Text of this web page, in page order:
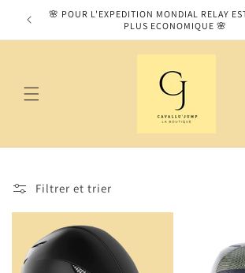
passer
SUR
🌸 POUR L'EXPEDITION MONDIAL RELAY
PLUS ECONOMIQUE 🌸
Filtrer et trier